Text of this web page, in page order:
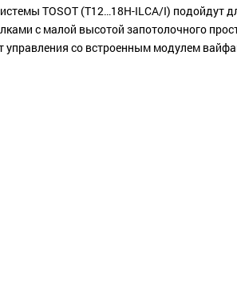
TOSOT (T12…18H-ILCA/I) подойдут
с малой высотой запотолочного
управления со встроенным модулем